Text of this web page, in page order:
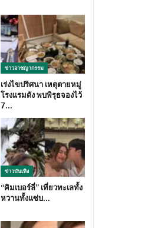
ข่าวอาชญากรรม
เร่งไขปริศนา เหตุตายหมู่
โรงแรมดัง พบพิรุธจองไว้
7…
ข่าวบันเทิง
“คิมเบอร์ลี่” เที่ยวทะเลทั้ง
หวานทั้งแซ่บ…